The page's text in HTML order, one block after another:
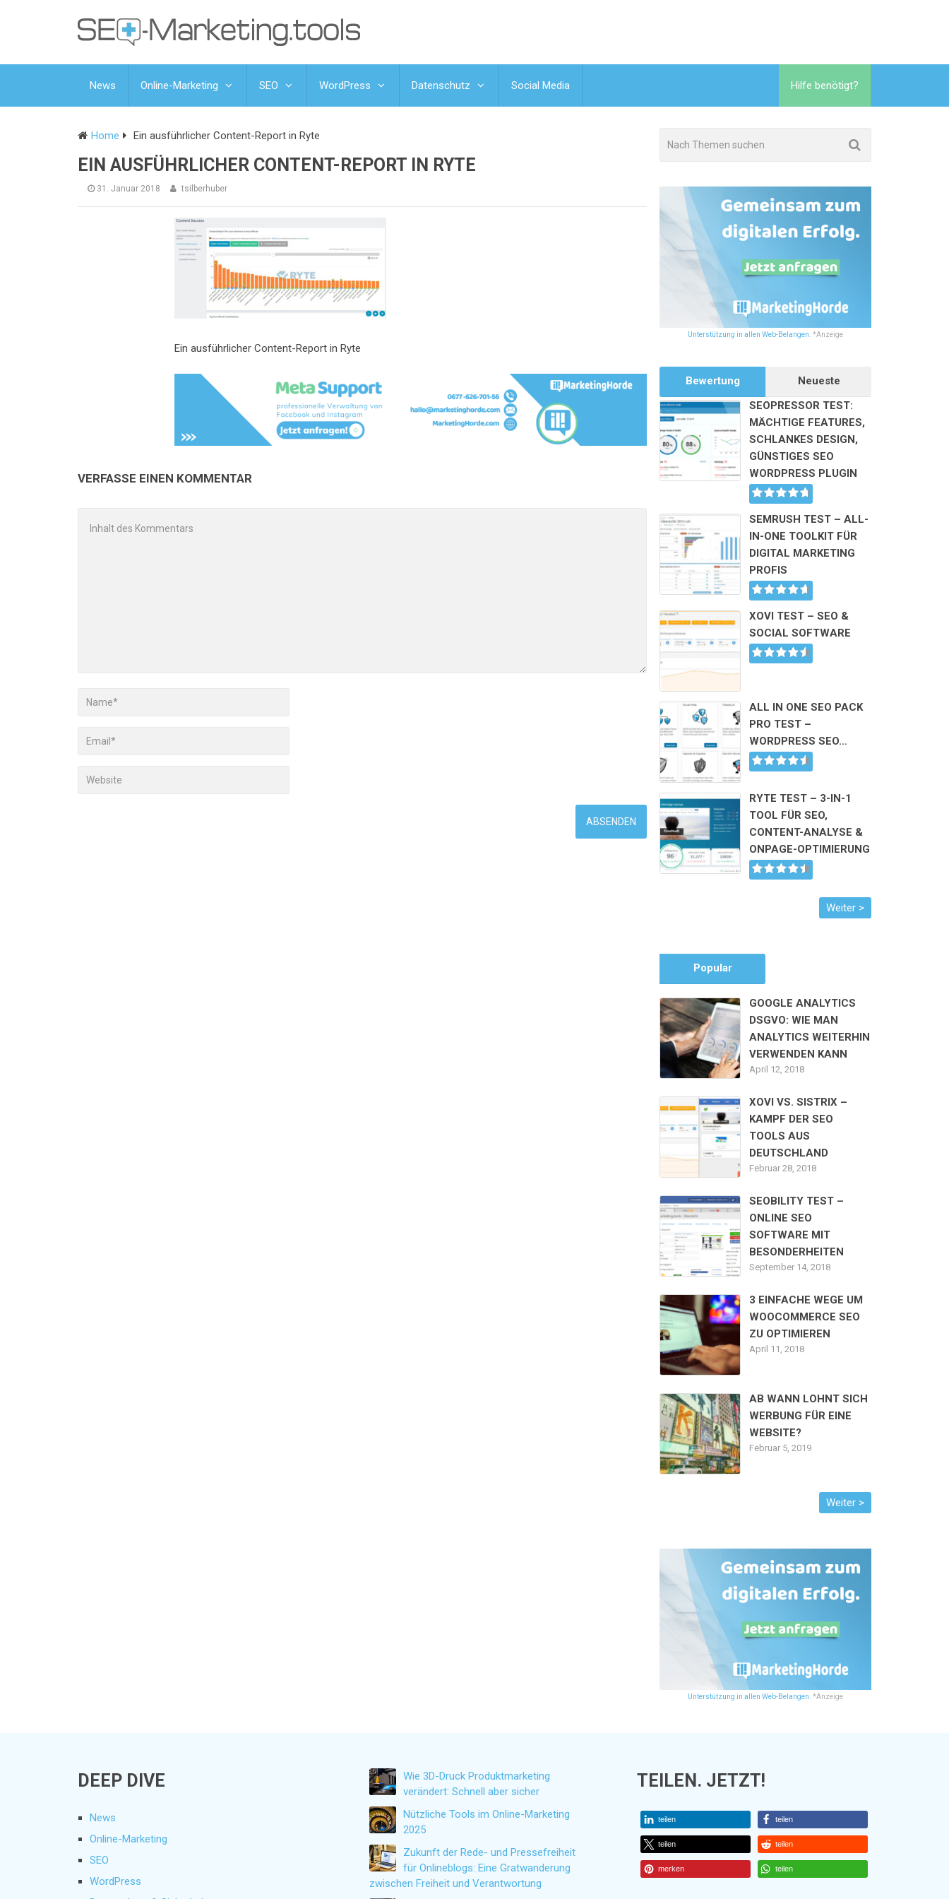
News Online-Marketing SEO WordPress Datenschutz Social Media Hilfe benötigt?
Home Ein ausführlicher Content-Report in Ryte
EIN AUSFÜHRLICHER CONTENT-REPORT IN RYTE
31. Januar 2018 tsilberhuber
Ein ausführlicher Content-Report in Ryte
VERFASSE EINEN KOMMENTAR
Alternative:
Unterstützung in allen Web-Belangen. *Anzeige
Bewertung
Neueste
SEOPRESSOR TEST:
MÄCHTIGE FEATURES,
SCHLANKES DESIGN,
GÜNSTIGES SEO
WORDPRESS PLUGIN
SEMRUSH TEST – ALL-
IN-ONE TOOLKIT FÜR
DIGITAL MARKETING
PROFIS
XOVI TEST – SEO &
SOCIAL SOFTWARE
ALL IN ONE SEO PACK
PRO TEST –
WORDPRESS SEO…
RYTE TEST – 3-IN-1
TOOL FÜR SEO,
CONTENT-ANALYSE &
ONPAGE-OPTIMIERUNG
Popular
GOOGLE ANALYTICS
DSGVO: WIE MAN
ANALYTICS WEITERHIN
VERWENDEN KANN
April 12, 2018
XOVI VS. SISTRIX –
KAMPF DER SEO
TOOLS AUS
DEUTSCHLAND
Februar 28, 2018
SEOBILITY TEST –
ONLINE SEO
SOFTWARE MIT
BESONDERHEITEN
September 14, 2018
3 EINFACHE WEGE UM
WOOCOMMERCE SEO
ZU OPTIMIEREN
April 11, 2018
AB WANN LOHNT SICH
WERBUNG FÜR EINE
WEBSITE?
Februar 5, 2019
Unterstützung in allen Web-Belangen. *Anzeige
DEEP DIVE
News
Online-Marketing
SEO
WordPress
Wie 3D-Druck Produktmarketing
verändert: Schnell aber sicher
Nützliche Tools im Online-Marketing
2025
Zukunft der Rede- und Pressefreiheit
für Onlineblogs: Eine Gratwanderung
zwischen Freiheit und Verantwortung
TEILEN. JETZT!
teilen teilen
teilen teilen
merken teilen